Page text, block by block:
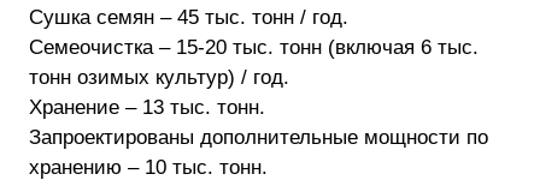
Сушка семян – 45 тыс. тонн / год.
Семеочистка – 15-20 тыс. тонн (включая 6 тыс.
тонн озимых культур) / год.
Хранение – 13 тыс. тонн.
Запроектированы дополнительные мощности по
хранению – 10 тыс. тонн.